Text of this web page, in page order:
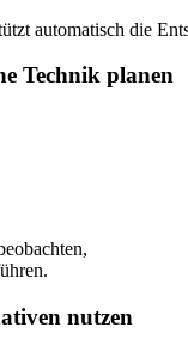
automatisch die
Technik planen
nutzen